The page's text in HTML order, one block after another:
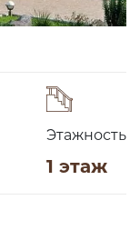
Этажность
1 этаж